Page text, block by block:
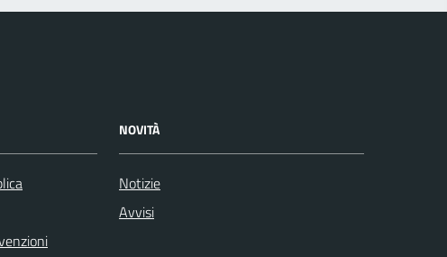
NOVITÀ
Notizie
Avvisi